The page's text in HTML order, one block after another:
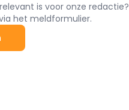
is voor onze redactie?
het meldformulier.